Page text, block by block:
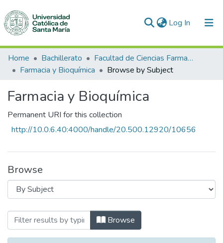
Log In (current)
Communities & Collections
All of DSpace
Home Bachillerato
Facultad de Ciencias Farmacéuticas, Bioquímicas y Biotecnológicas
Farmacia y Bioquímica
Browse by Subject
Farmacia y Bioquímica
Permanent URI for this collection
http://10.0.6.40:4000/handle/20.500.12920/10656
Browse
Browsing Farmacia y Bioquímica by
Browse